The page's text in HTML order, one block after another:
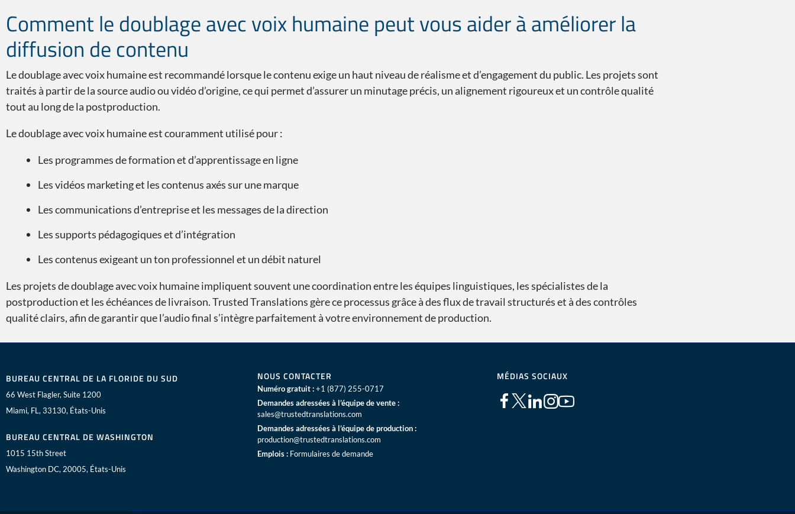
Le saviez-vous ?
Comment le doublage avec voix humaine peut vous aider à améliorer la
diffusion de contenu
Le doublage avec voix humaine est recommandé lorsque le contenu exige un haut niveau de réalisme et d’engagement du public. Les projets sont
traités à partir de la source audio ou vidéo d’origine, ce qui permet d’assurer un minutage précis, un alignement rigoureux et un contrôle qualité
tout au long de la postproduction.
Le doublage avec voix humaine est couramment utilisé pour :
Les programmes de formation et d’apprentissage en ligne
Les vidéos marketing et les contenus axés sur une marque
Les communications d’entreprise et les messages de la direction
Les supports pédagogiques et d’intégration
Les contenus exigeant un ton professionnel et un débit naturel
Les projets de doublage avec voix humaine impliquent souvent une coordination entre les équipes linguistiques, les spécialistes de la
postproduction et les échéances de livraison. Trusted Translations gère ce processus grâce à des flux de travail structurés et à des contrôles
qualité clairs, afin de garantir que l’audio final s’intègre parfaitement à votre environnement de production.
BUREAU CENTRAL DE LA FLORIDE DU SUD
66 West Flagler, Suite 1200
Miami, FL, 33130, États-Unis
BUREAU CENTRAL DE WASHINGTON
1015 15th Street
Washington DC, 20005, États-Unis
NOUS CONTACTER
Numéro gratuit : +1 (877) 255-0717
Demandes adressées à l’équipe de vente :
sales@trustedtranslations.com
Demandes adressées à l’équipe de production :
production@trustedtranslations.com
Emplois : Formulaires de demande
MÉDIAS SOCIAUX